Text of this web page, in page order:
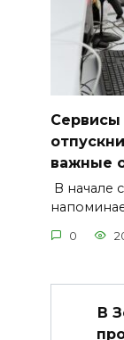
важные
В начале
0
В